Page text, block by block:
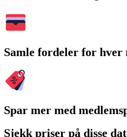
Samle fordeler for
Spar mer med
Sjekk priser på disse